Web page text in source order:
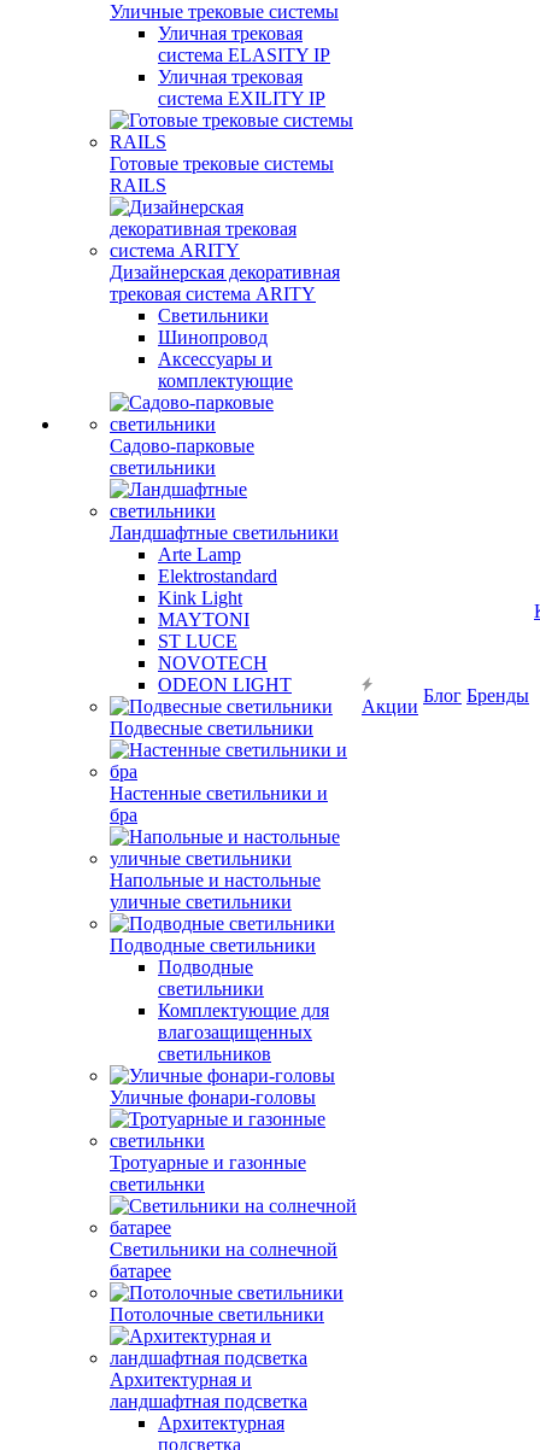
Уличные трековые системы
Уличная трековая
система ELASITY IP
Уличная трековая
система EXILITY IP
Готовые трековые системы
RAILS
Дизайнерская декоративная
трековая система ARITY
Светильники
Шинопровод
Аксессуары и
комплектующие
Садово-парковые
светильники
Ландшафтные светильники
Arte Lamp
Elektrostandard
Kink Light
MAYTONI
ST LUCE
NOVOTECH
ODEON LIGHT
Подвесные светильники
Настенные светильники и
бра
Напольные и настольные
уличные светильники
Подводные светильники
Подводные
светильники
Комплектующие для
влагозащищенных
светильников
Уличные фонари-головы
Тротуарные и газонные
светильнки
Светильники на солнечной
батарее
Потолочные светильники
Архитектурная и
ландшафтная подсветка
Архитектурная
подсветка
Акции
Блог Бренды